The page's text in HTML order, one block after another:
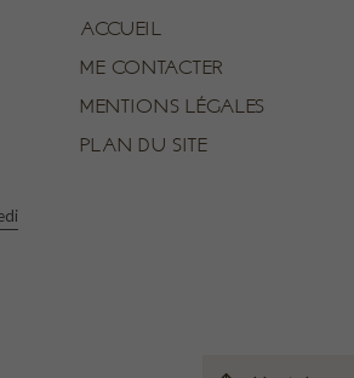
ACCUEIL
ME CONTACTER
MENTIONS LÉGALES
PLAN DU SITE